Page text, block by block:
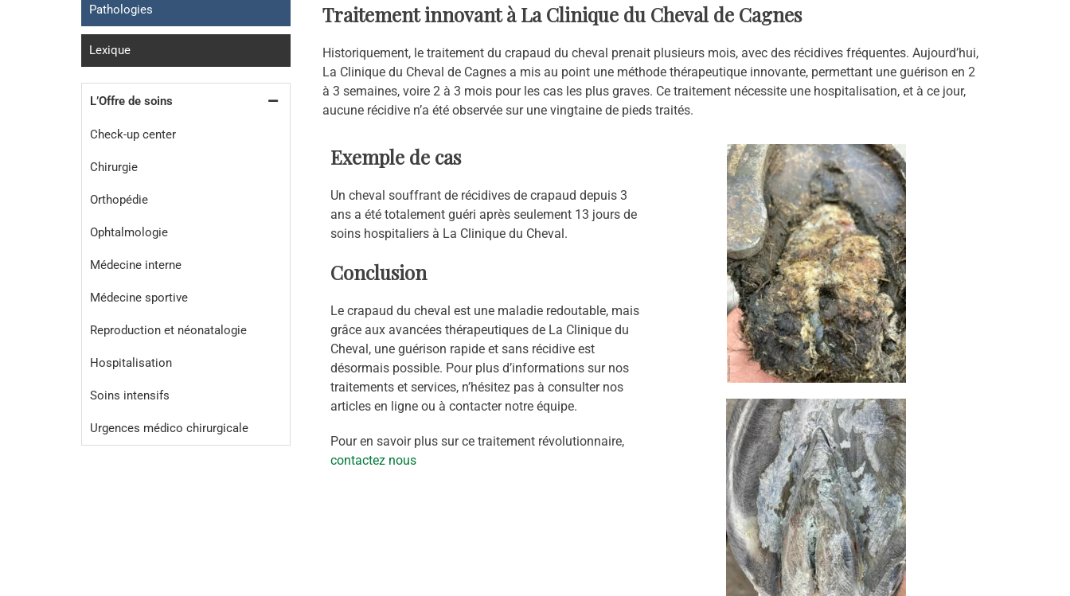
Traitement innovant à La Clinique du Cheval de Cagnes
Historiquement, le traitement du crapaud du cheval prenait plusieurs mois, avec des récidives fréquentes. Aujourd’hui,
La Clinique du Cheval de Cagnes a mis au point une méthode thérapeutique innovante, permettant une guérison en 2
à 3 semaines, voire 2 à 3 mois pour les cas les plus graves. Ce traitement nécessite une hospitalisation, et à ce jour,
aucune récidive n’a été observée sur une vingtaine de pieds traités.
Exemple de cas
Un cheval souffrant de récidives de crapaud depuis 3
ans a été totalement guéri après seulement 13 jours de
soins hospitaliers à La Clinique du Cheval.
Conclusion
Le crapaud du cheval est une maladie redoutable, mais
grâce aux avancées thérapeutiques de La Clinique du
Cheval, une guérison rapide et sans récidive est
désormais possible. Pour plus d’informations sur nos
traitements et services, n’hésitez pas à consulter nos
articles en ligne ou à contacter notre équipe.
Pour en savoir plus sur ce traitement révolutionnaire,
contactez nous
Pathologies
Lexique
L’Offre de soins
Check-up center
Chirurgie
Orthopédie
Ophtalmologie
Médecine interne
Médecine sportive
Reproduction et néonatalogie
Hospitalisation
Soins intensifs
Urgences médico chirurgicale